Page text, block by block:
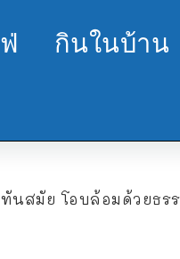
กินในบ้าน
อบล้อมด้วยธรรมชาติ บ